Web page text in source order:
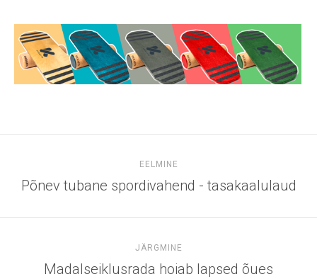
EELMINE
Põnev tubane spordivahend - tasakaalulaud
JÄRGMINE
Madalseiklusrada hoiab lapsed õues